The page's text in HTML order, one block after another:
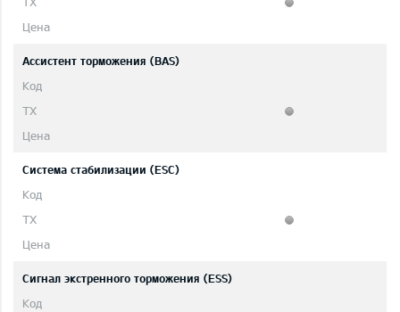
Ассистент торможения (BAS)
Система стабилизации (ESC)
Сигнал экстренного торможения (ESS)